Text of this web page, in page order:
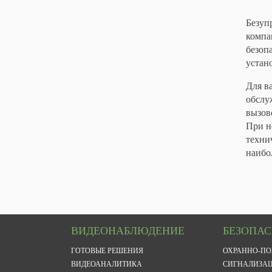
Для
При
ВИДЕОНАБЛЮДЕНИЕ
ГОТОВЫЕ РЕШЕНИЯ
ВИДЕОАНАЛИТИКА
ОХРАННО-